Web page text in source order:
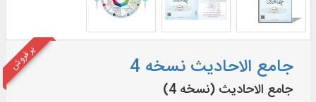
پر فروش جامع الاحادیث نسخه 4
جامع الاحادیث (نسخه 4)